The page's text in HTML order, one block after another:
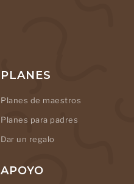
PLANES
Planes de maestros
Planes para padres
Dar un regalo
APOYO